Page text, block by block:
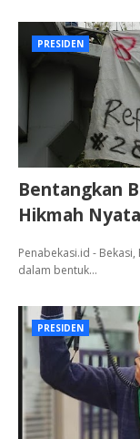
PRESIDEN
Bentangkan
Hikmah
Penabekasi.id -
dalam bentuk…
PRESIDEN